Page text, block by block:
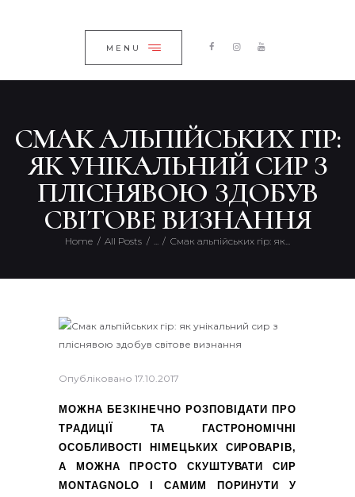
MENU
СМАК АЛЬПІЙСЬКИХ ГІР:
ЯК УНІКАЛЬНИЙ СИР З
ПЛІСНЯВОЮ ЗДОБУВ
СВІТОВЕ ВИЗНАННЯ
Home All Posts ... Смак альпійських гір: як...
КАТАЛОГ
ПРО КОМПАНІЮ
КОНТАКТИ
UKRAINIAN
Опубліковано 17.10.2017
МОЖНА БЕЗКІНЕЧНО РОЗПОВІДАТИ ПРО
ТРАДИЦІЇ ТА ГАСТРОНОМІЧНІ
ОСОБЛИВОСТІ НІМЕЦЬКИХ СИРОВАРІВ,
А МОЖНА ПРОСТО СКУШТУВАТИ СИР
MONTAGNOLO І САМИМ ПОРИНУТИ У